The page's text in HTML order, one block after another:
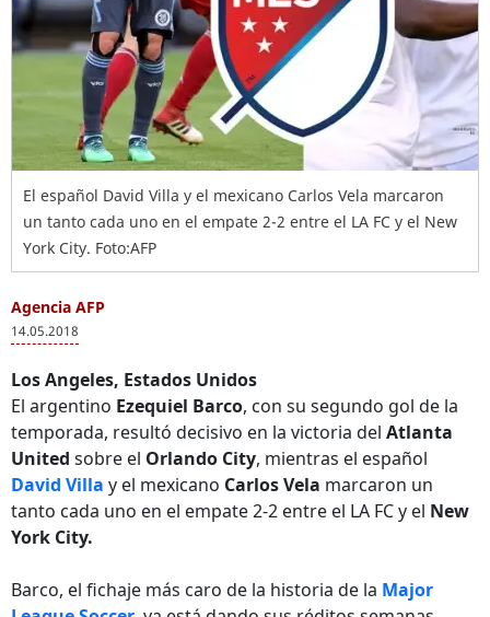
El español David Villa y el mexicano Carlos Vela marcaron
un tanto cada uno en el empate 2-2 entre el LA FC y el New
York City. Foto:AFP
Agencia AFP
14.05.2018
Los Angeles, Estados Unidos
El argentino Ezequiel Barco, con su segundo gol de la
temporada, resultó decisivo en la victoria del Atlanta
United sobre el Orlando City, mientras el español
David Villa y el mexicano Carlos Vela marcaron un
tanto cada uno en el empate 2-2 entre el LA FC y el New
York City.
Barco, el fichaje más caro de la historia de la Major